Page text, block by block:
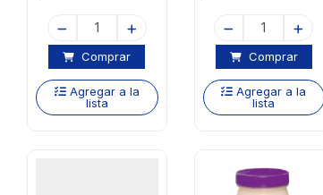
Comprar
Agregar a la
lista
Comprar
Agregar a la
lista